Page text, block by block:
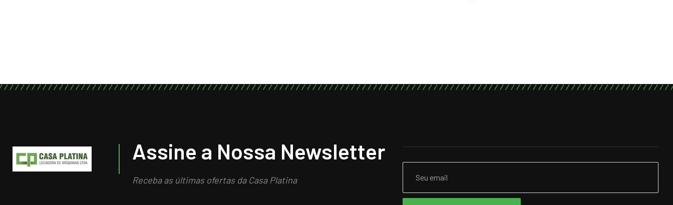
Assine a Nossa Newsletter
Receba as últimas ofertas da Casa Platina